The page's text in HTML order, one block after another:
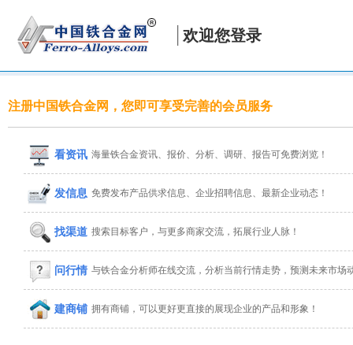
欢迎您登录
注册中国铁合金网，您即可享受完善的会员服务
看资讯 海量铁合金资讯、报价、分析、调研、报告可免费浏览！
发信息 免费发布产品供求信息、企业招聘信息、最新企业动态！
找渠道 搜索目标客户，与更多商家交流，拓展行业人脉！
问行情 与铁合金分析师在线交流，分析当前行情走势，预测未来市场
建商铺 拥有商铺，可以更好更直接的展现企业的产品和形象！